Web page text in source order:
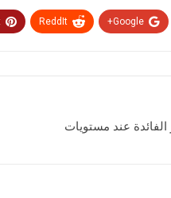
Google+
ReddIt
عند مستويات